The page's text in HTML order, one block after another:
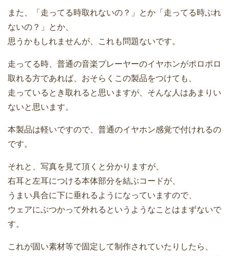
また、「走ってる時取れないの？」とか「走ってる時ぶれ
ないの？」とか、
思うかもしれませんが、これも問題ないです。
走ってる時、普通の音楽プレーヤーのイヤホンがポロポロ
取れる方であれば、おそらくこの製品をつけても、
走っているとき取れると思いますが、そんな人はあまりい
ないと思います。
本製品は軽いですので、普通のイヤホン感覚で付けれるの
です。
それと、写真を見て頂くと分かりますが、
右耳と左耳につける本体部分を結ぶコードが、
うまい具合に下に垂れるようになっていますので、
ウェアにぶつかって外れるというようなことはまずないで
す。
これが固い素材等で固定して制作されていたりしたら、